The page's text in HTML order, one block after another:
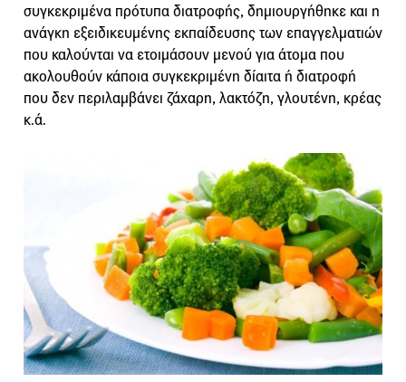
συγκεκριμένα πρότυπα διατροφής, δημιουργήθηκε και η
ανάγκη εξειδικευμένης εκπαίδευσης των επαγγελματιών
που καλούνται να ετοιμάσουν μενού για άτομα που
ακολουθούν κάποια συγκεκριμένη δίαιτα ή διατροφή
που δεν περιλαμβάνει ζάχαρη, λακτόζη, γλουτένη, κρέας
κ.ά.